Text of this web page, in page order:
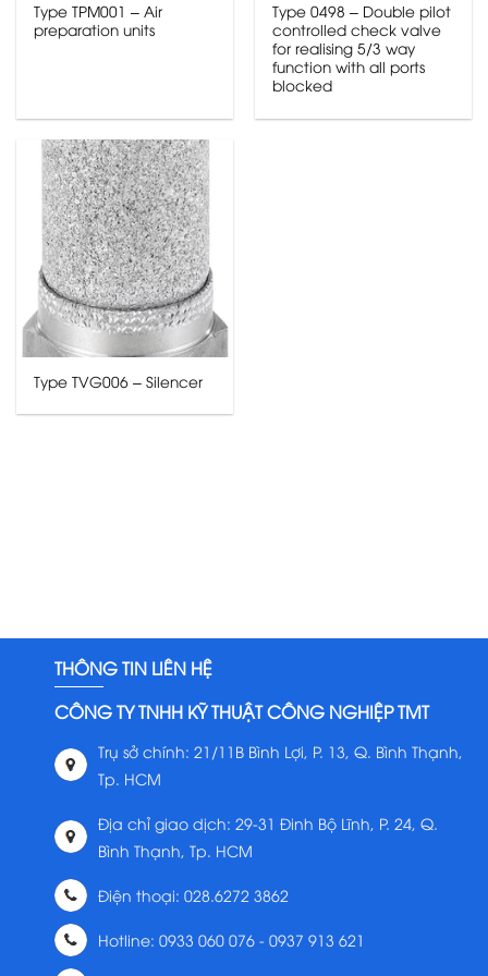
Type TPM001 – Air
preparation units
Type 0498 – Double pilot
controlled check valve
for realising 5/3 way
function with all ports
blocked
Type TVG006 – Silencer
THÔNG TIN LIÊN HỆ
CÔNG TY TNHH KỸ THUẬT CÔNG NGHIỆP TMT
Trụ sở chính: 21/11B Bình Lợi, P. 13, Q. Bình Thạnh,
Tp. HCM
Địa chỉ giao dịch: 29-31 Đinh Bộ Lĩnh, P. 24, Q.
Bình Thạnh, Tp. HCM
Điện thoại: 028.6272 3862
Hotline: 0933 060 076 - 0937 913 621